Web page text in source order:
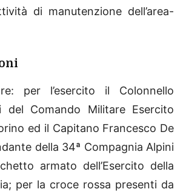
di manutenzione dell’area-
per l’esercito il Colonnello
del Comando Militare Esercito
ed il Capitano Francesco De
della 34ª Compagnia Alpini
armato dell’Esercito della
per la croce rossa presenti da